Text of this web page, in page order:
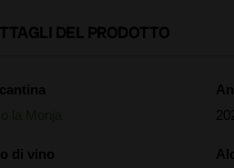
DEL PRODOTTO
di vino